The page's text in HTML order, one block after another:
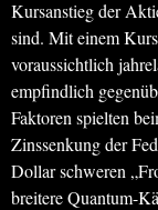
Kursanstieg der
sind. Mit einem
voraussichtlich
empfindlich
Faktoren spielten
Zinssenkung der
Dollar schweren
breitere Quantum-